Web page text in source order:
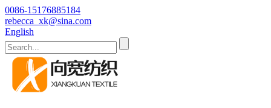
0086-15176885184
rebecca_xk@sina.com
English